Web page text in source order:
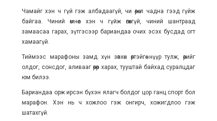
Чамайг хэн ч гүй гэж албадаагүй, чи өөрөө л чадна гээд гүйж
байгаа. Чиний өмнөөс хэн ч гүйж өгөхгүй, чиний шантраад
замаасаа гарах, зүтгэсээр бариандаа очих эсэх бусдад огт
хамаагүй.
Тиймээс марафоны замд хүн зөвхөн өөртэйгөө нүүр тулж, өөрийгөө
олдог, сонсдог, аливааг өөрөөр харах, тууштай байхад суралцдаг
юм билээ.
Бариандаа орж ирсэн бүхэн ялагч болдог цор ганц спорт бол
марафон. Хэн нь ч хожлоо гэж онгирч, хожигдлоо гэж
шатахгүй.